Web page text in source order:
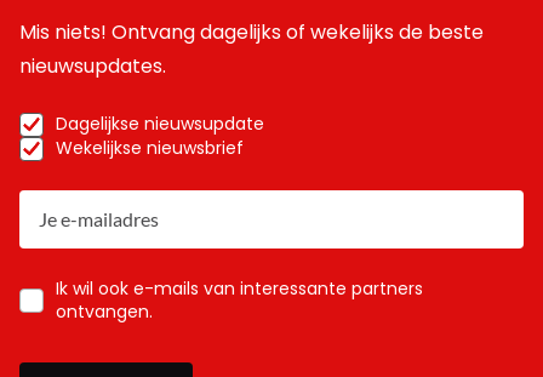
Mis niets! Ontvang dagelijks of wekelijks de beste
nieuwsupdates.
Dagelijkse nieuwsupdate
Wekelijkse nieuwsbrief
Ik wil ook e-mails van interessante partners
ontvangen.